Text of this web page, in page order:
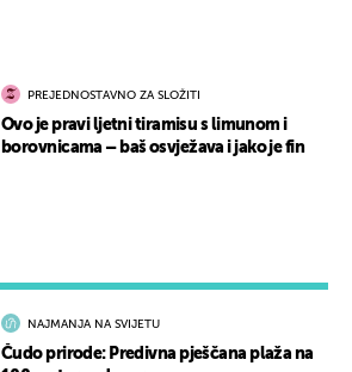
NAJMANJA NA SVIJETU
Čudo prirode: Predivna pješčana plaža na
PREJEDNOSTAVNO ZA SLOŽITI
Ovo je pravi ljetni tiramisu s limunom i
borovnicama – baš osvježava i jako je fin